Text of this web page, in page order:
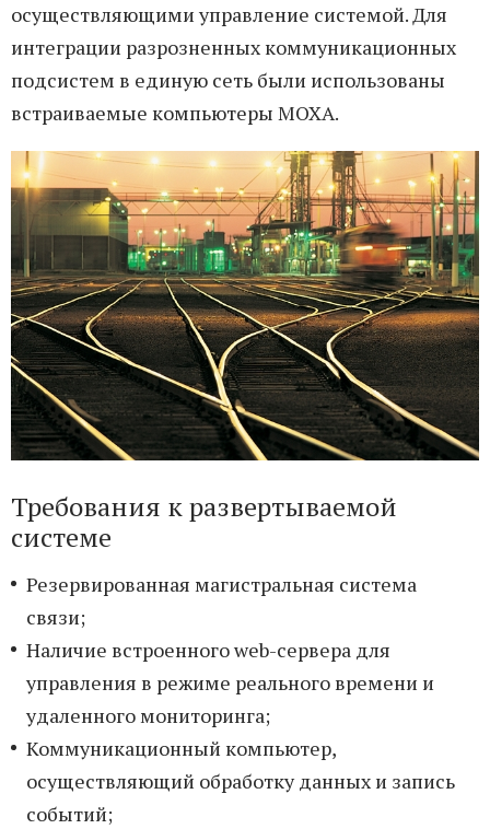
осуществляющими управление системой. Для
интеграции разрозненных коммуникационных
подсистем в единую сеть были использованы
встраиваемые компьютеры MOXA.
Требования к развертываемой
системе
Резервированная магистральная система
связи;
Наличие встроенного web-сервера для
управления в режиме реального времени и
удаленного мониторинга;
Коммуникационный компьютер,
осуществляющий обработку данных и запись
событий;